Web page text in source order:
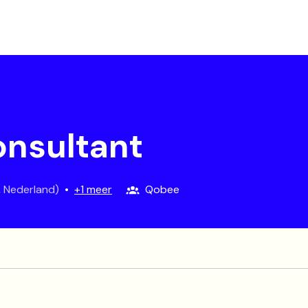
Nederland) • +1 meer Qobee